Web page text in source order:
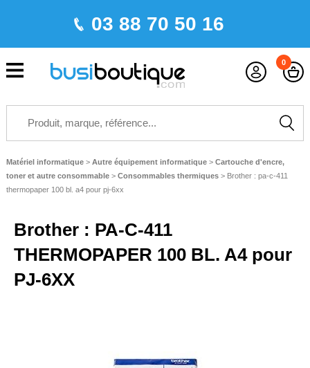
03 88 70 50 16
0
Matériel informatique > Autre équipement informatique > Cartouche d'encre,
toner et autre consommable > Consommables thermiques> Brother : pa-c-411
thermopaper 100 bl. a4 pour pj-6xx
Brother : PA-C-411
THERMOPAPER 100 BL. A4 pour
PJ-6XX